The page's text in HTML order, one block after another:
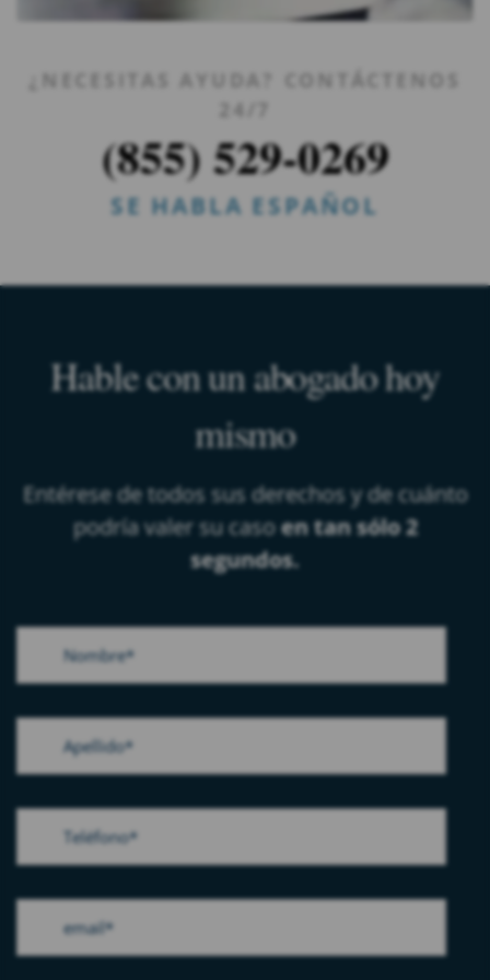
¿NECESITAS AYUDA? CONTÁCTENOS
24/7
(855) 529-0269
SE HABLA ESPAÑOL
Hable con un abogado hoy
mismo
Entérese de todos sus derechos y de cuánto
podría valer su casoen tan sólo 2
segundos.